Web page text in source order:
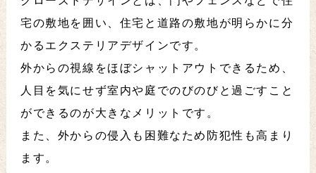
宅の敷地を囲い、住宅と道路の敷地が明らかに分
かるエクステリアデザインです。
外からの視線をほぼシャットアウトできるため、
人目を気にせず室内や庭でのびのびと過ごすこと
ができるのが大きなメリットです。
また、外からの侵入も困難なため防犯性も高まり
ます。